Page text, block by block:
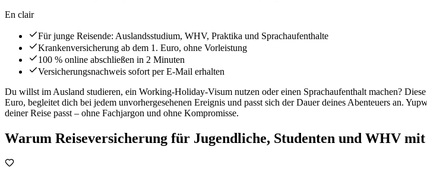
En clair
Für junge Reisende: Auslandsstudium, WHV, Praktika und Sprachaufenthalte
Krankenversicherung ab dem 1. Euro, ohne Vorleistung
100 % online abschließen in 2 Minuten
Versicherungsnachweis sofort per E-Mail erhalten
Du willst im Ausland studieren, ein Working-Holiday-Visum nutzen oder einen Sprachaufenthalt machen?
Euro, begleitet dich bei jedem unvorhergesehenen Ereignis und passt sich der Dauer deines Abenteuers an.
deiner Reise passt – ohne Fachjargon und ohne Kompromisse.
Warum Reiseversicherung für Jugendliche, Studenten und WHV mit